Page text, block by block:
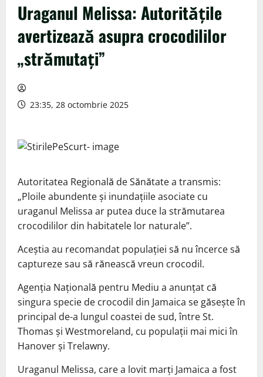
Uraganul Melissa: Autorităţile
avertizează asupra crocodililor
„strămutaţi”
23:35, 28 octombrie 2025
Autoritatea Regională de Sănătate a transmis:
„Ploile abundente şi inundaţiile asociate cu
uraganul Melissa ar putea duce la strămutarea
crocodililor din habitatele lor naturale”.
Aceştia au recomandat populaţiei să nu încerce să
captureze sau să rănească vreun crocodil.
Agenţia Naţională pentru Mediu a anunţat că
singura specie de crocodil din Jamaica se găseşte în
principal de-a lungul coastei de sud, între St.
Thomas şi Westmoreland, cu populaţii mai mici în
Hanover şi Trelawny.
Uraganul Melissa, care a lovit marţi Jamaica a fost